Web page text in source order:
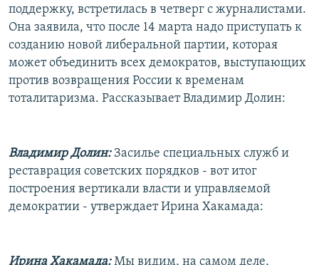
Все сайты РСЕ/РС
поддержку, встретилась в четверг с журналистами.
Она заявила, что после 14 марта надо приступать к
созданию новой либеральной партии, которая
может объединить всех демократов, выступающих
против возвращения России к временам
тоталитаризма. Рассказывает Владимир Долин:
Владимир Долин:Засилье специальных служб и
реставрация советских порядков - вот итог
построения вертикали власти и управляемой
демократии - утверждает Ирина Хакамада:
Ирина Хакамада:Мы видим, на самом деле,